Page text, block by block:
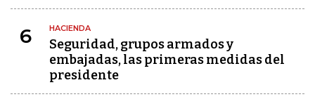
6 HACIENDA
Seguridad, grupos armados y
embajadas, las primeras medidas del
presidente